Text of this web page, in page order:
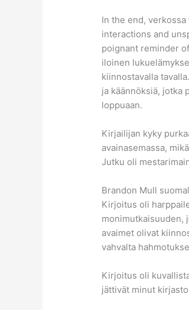
In the end,
interactions and
poignant reminder
iloinen
kiinnostavalla
ja käännöksiä, jotka
loppuaan.
Kirjailijan kyky
avainasemassa,
Jutku oli
Brandon Mull
Kirjoitus oli
monimutkaisuuden,
avaimet olivat
vahvalta
Kirjoitus oli
jättivät minut